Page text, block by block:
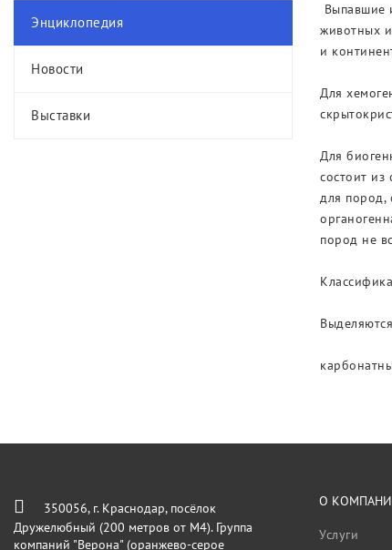
Энциклопедия
Новости
Выставки
Выпавшие
животных
и
Для
Для
состоит
для пород,
пород не
350056, г. Краснодар, посёлок
Дружелюбный (200 метров от М4). Группа
компаний "Верона" (оранжево-серое
О
Услуги